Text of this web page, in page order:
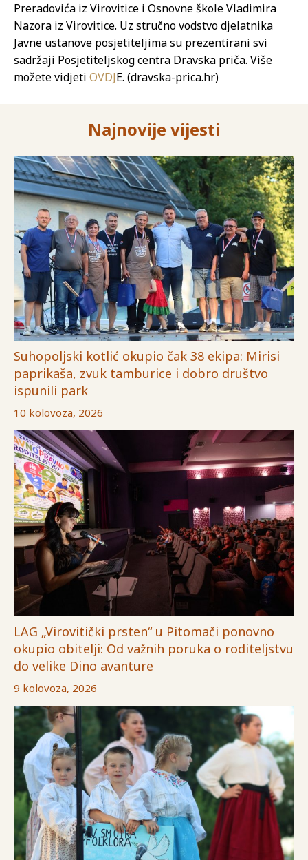
Preradovića iz Virovitice i Osnovne škole Vladimira
Nazora iz Virovitice. Uz stručno vodstvo djelatnika
Javne ustanove posjetiteljima su prezentirani svi
sadržaji Posjetiteljskog centra Dravska priča. Više
možete vidjeti OVDJE. (dravska-prica.hr)
Najnovije vijesti
Suhopoljski kotlić okupio čak 38 ekipa: Mirisi
paprikaša, zvuk tamburice i dobro društvo
ispunili park
10 kolovoza, 2026
LAG „Virovitički prsten“ u Pitomači ponovno
okupio obitelji: Od važnih poruka o roditeljstvu
do velike Dino avanture
9 kolovoza, 2026